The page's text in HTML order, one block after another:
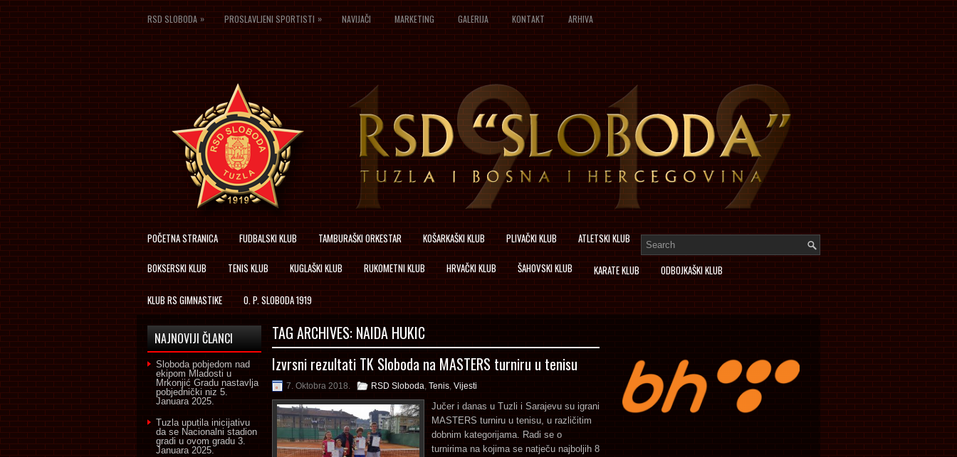
RSD SLOBODA » PROSLAVLJENI SPORTISTI » NAVIJAČI MARKETING GALERIJA KONTAKT ARHIVA
POČETNA STRANICA FUDBALSKI KLUB TAMBURAŠKI ORKESTAR KOŠARKAŠKI KLUB PLIVAČKI KLUB ATLETSKI KLUB
BOKSERSKI KLUB TENIS KLUB KUGLAŠKI KLUB RUKOMETNI KLUB HRVAČKI KLUB ŠAHOVSKI KLUB KARATE KLUB ODBOJKAŠKI KLUB
KLUB RS GIMNASTIKE O. P. SLOBODA 1919
TAG ARCHIVES: NAIDA HUKIC
Izvrsni rezultati TK Sloboda na MASTERS turniru u tenisu
7. Oktobra 2018. RSD Sloboda, Tenis, Vijesti
Jučer i danas u Tuzli i Sarajevu su igrani
MASTERS turniru u tenisu, u različitim
dobnim kategorijama. Radi se o
turnirima na kojima se natječu najboljih 8
NAJNOVIJI ČLANCI
Sloboda pobjedom nad
ekipom Mladosti u
Mrkonjić Gradu nastavlja
pobjednički niz 5.
Januara 2025.
Tuzla uputila inicijativu
da se Nacionalni stadion
gradi u ovom gradu 3.
Januara 2025.